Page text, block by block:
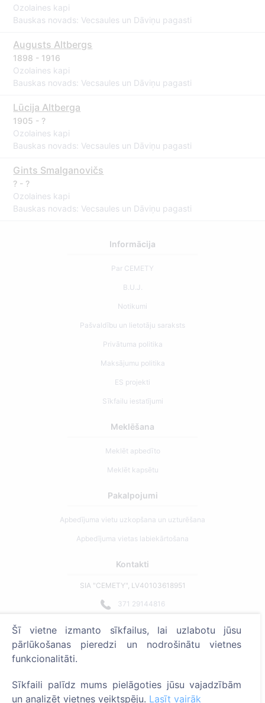
Ozolaines kapi
Bauskas novads: Vecsaules un Dāviņu pagasti
Augusts Altbergs
1898 - 1916
Ozolaines kapi
Bauskas novads: Vecsaules un Dāviņu pagasti
Lūcija Altberga
1905 - ?
Ozolaines kapi
Bauskas novads: Vecsaules un Dāviņu pagasti
Gints Smalganovičs
? - ?
Ozolaines kapi
Bauskas novads: Vecsaules un Dāviņu pagasti
Informācija
Par CEMETY
B.U.J.
Notikumi
Pašvaldību un lietotāju saraksts
Privātuma politika
Maksājumu politika
ES projekti
Sīkfailu iestatījumi
Meklēšana
Meklēt apbedīto
Meklēt kapsētu
Pakalpojumi
Apbedījuma vietu uzkopšana un uzturēšana
Apbedījuma vietas labiekārtošana
Kontakti
SIA "CEMETY", LV40103618951
371 29144816
Strādājam visā Latvijā!
Administratoriem
Šī vietne izmanto sīkfailus, lai uzlabotu jūsu
pārlūkošanas pieredzi un nodrošinātu vietnes
funkcionalitāti.
Sīkfaili palīdz mums pielāgoties jūsu vajadzībām
un analizēt vietnes veiktspēju. Lasīt vairāk